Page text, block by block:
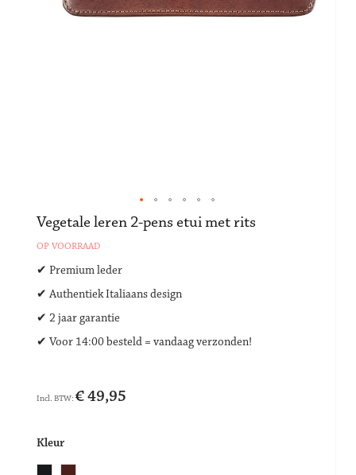
Ga
het
begin
de
afbeeldingen-
Vegetale leren 2-pens etui met rits
OP VOORRAAD
✔ Premium leder
✔ Authentiek Italiaans design
✔ 2 jaar garantie
✔ Voor 14:00 besteld = vandaag verzonden!
€ 49,95
Kleur